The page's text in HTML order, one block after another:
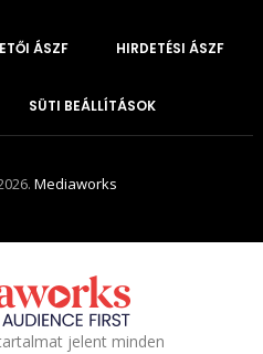
ÁSZF HIRDETÉSI ÁSZF
SÜTI BEÁLLÍTÁSOK
Mediaworks
jelent minden